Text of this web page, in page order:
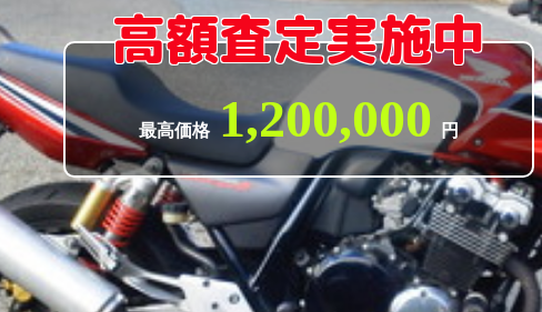
高額査定実施中
最高価格 1,200,000 円